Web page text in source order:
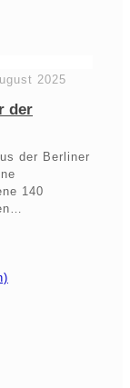
2025
der
der Berliner
140